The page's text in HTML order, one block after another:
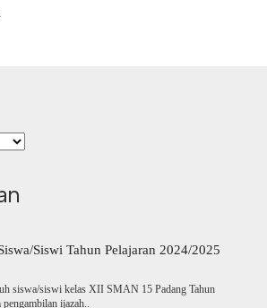
Siswi Tahun Pelajaran 2024/2025
siswa/siswi kelas XII SMAN 15 Padang Tahun
ijazah..